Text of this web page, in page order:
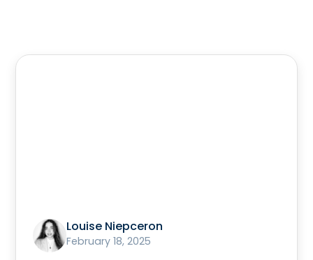
Louise Niepceron
February 18, 2025